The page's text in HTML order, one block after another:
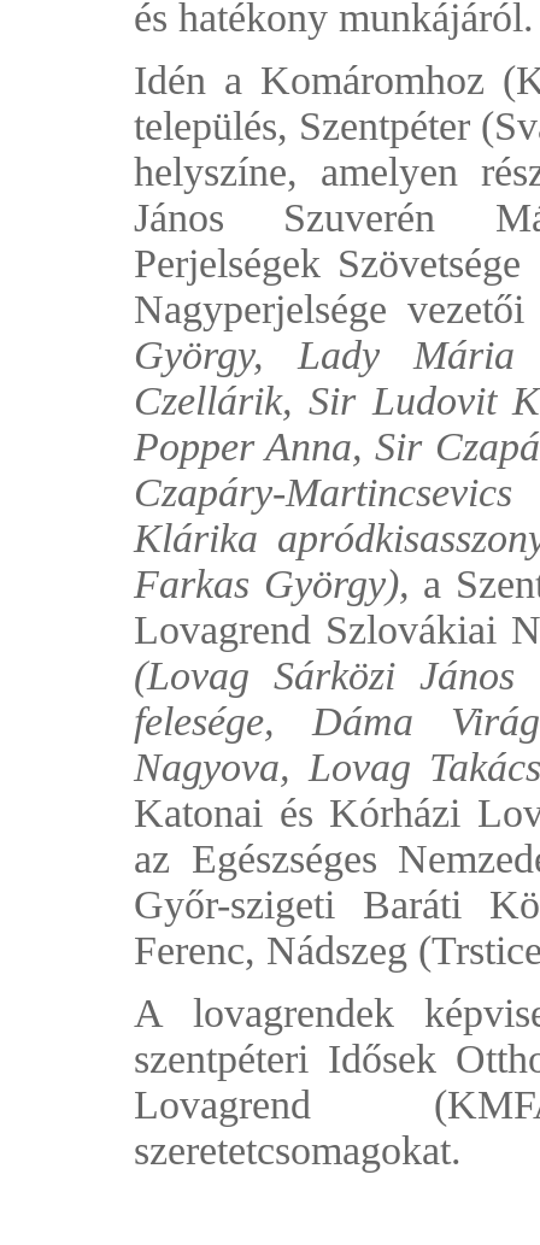
és hatékony munkájáról.
Idén a Komáromhoz
település, Szentpéter
helyszíne, amelyen
János Szuverén
Perjelségek
Nagyperjelsége
György, Lady Mária
Czellárik, Sir Ludovit
Popper Anna, Sir
Czapáry-
Klárika
Farkas György), a
Lovagrend Szlovákiai
(Lovag Sárközi János
felesége, Dáma
Nagyova, Lovag
Katonai és Kórházi
az Egészséges
Győr-szigeti Baráti
Ferenc, Nádszeg
A lovagrendek
szentpéteri Idősek
Lovagrend
szeretetcsomagokat.